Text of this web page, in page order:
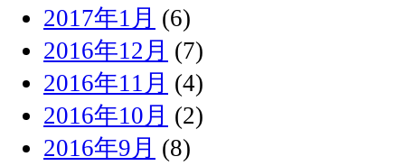
2017年1月 (6)
2016年12月 (7)
2016年11月 (4)
2016年10月 (2)
2016年9月 (8)